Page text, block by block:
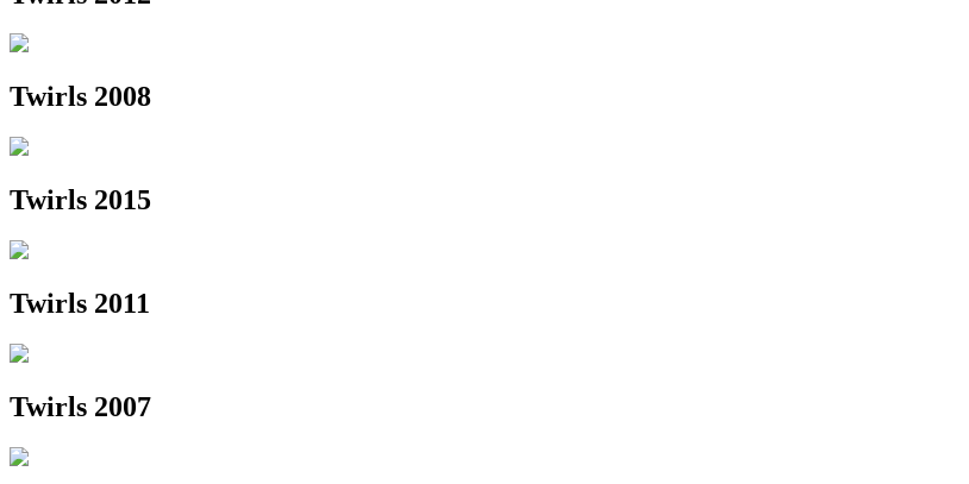
Twirls 2008
Twirls 2015
Twirls 2011
Twirls 2007